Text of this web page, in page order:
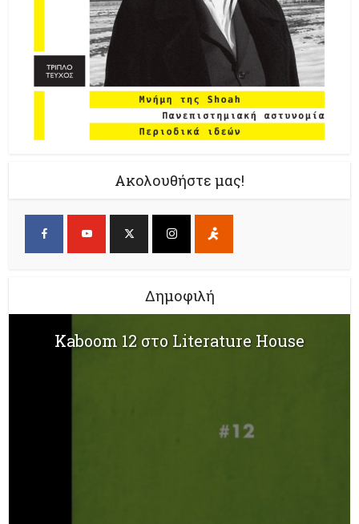
Ακολουθήστε μας!
Δημοφιλή
Kaboom 12 στο Literature House